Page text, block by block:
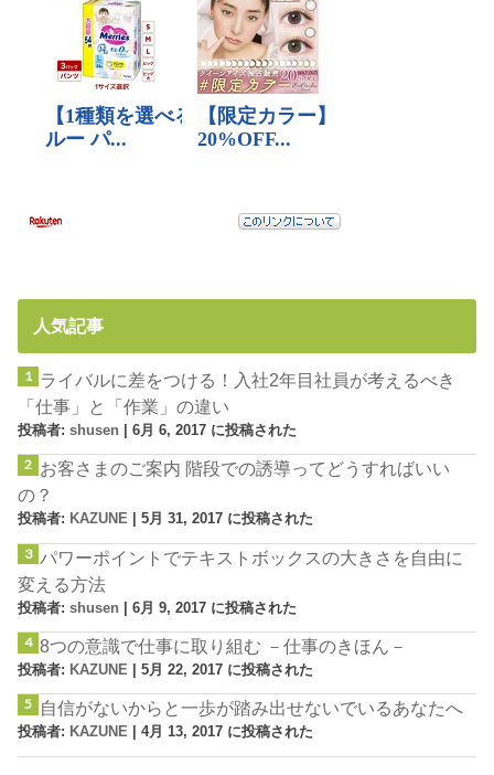
人気記事
ライバルに差をつける！入社2年目社員が考えるべき
「仕事」と「作業」の違い
投稿者:shusen |6月 6, 2017 に投稿された
お客さまのご案内 階段での誘導ってどうすればいい
の？
投稿者: KAZUNE |5月 31, 2017 に投稿された
パワーポイントでテキストボックスの大きさを自由に
変える方法
投稿者:shusen |6月 9, 2017 に投稿された
8つの意識で仕事に取り組む －仕事のきほん－
投稿者: KAZUNE |5月 22, 2017 に投稿された
自信がないからと一歩が踏み出せないでいるあなたへ
投稿者: KAZUNE |4月 13, 2017 に投稿された